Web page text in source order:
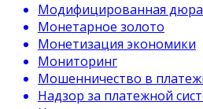
Модифицированная
Монетарное золото
Монетизация экономики
Мониторинг
Мошенничество в
Надзор за платежной